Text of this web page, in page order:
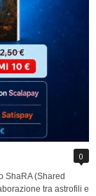
0
ShaRA (Shared
tra astrofili e